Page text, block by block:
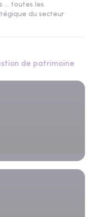
... toutes les
du secteur
de patrimoine